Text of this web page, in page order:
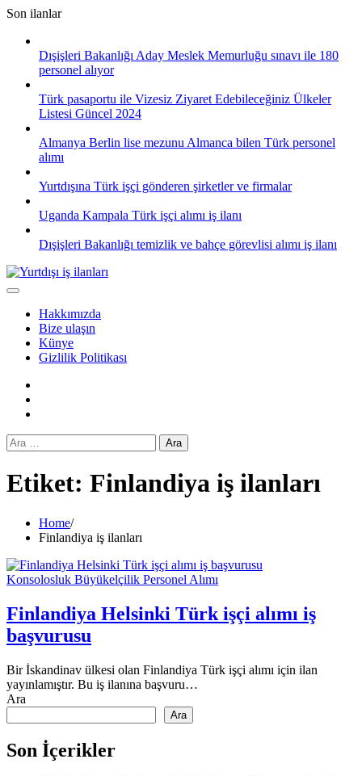
Skip
content
Son ilanlar
Dışişleri Bakanlığı Aday Meslek Memurluğu sınavı ile 180
personel alıyor
Türk pasaportu ile Vizesiz Ziyaret Edebileceğiniz Ülkeler
Listesi Güncel 2024
Almanya Berlin lise mezunu Almanca bilen Türk personel
alımı
Yurtdışına Türk işçi gönderen şirketler ve firmalar
Uganda Kampala Türk işçi alımı iş ilanı
Dışişleri Bakanlığı temizlik ve bahçe görevlisi alımı iş ilanı
Hakkımızda
Bize ulaşın
Künye
Gizlilik Politikası
Arama:
Etiket: Finlandiya iş ilanları
Home
Finlandiya iş ilanları
Konsolosluk Büyükelçilik Personel Alımı
Finlandiya Helsinki Türk işçi alımı iş
başvurusu
Bir İskandinav ülkesi olan Finlandiya Türk işçi alımı için ilan
yayınlamıştır. Bu iş ilanına başvuru…
Ara
Ara
Son İçerikler